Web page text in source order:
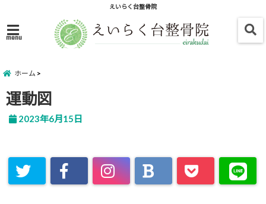
えいらく台整骨院
menu
ホーム
運動図
2023年6月15日